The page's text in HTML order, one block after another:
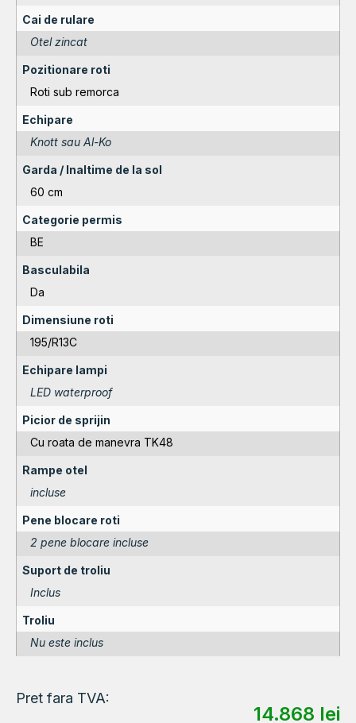
Cai de rulare
Otel zincat
Pozitionare roti
Roti sub remorca
Echipare
Knott sau Al-Ko
Garda / Inaltime de la sol
60 cm
Categorie permis
BE
Basculabila
Da
Dimensiune roti
195/R13C
Echipare lampi
LED waterproof
Picior de sprijin
Cu roata de manevra TK48
Rampe otel
incluse
Pene blocare roti
2 pene blocare incluse
Suport de troliu
Inclus
Troliu
Nu este inclus
Pret fara TVA:
14.868 lei